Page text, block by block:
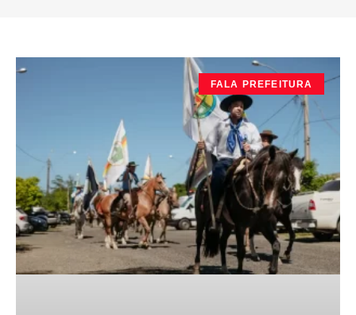
FALA PREFEITURA